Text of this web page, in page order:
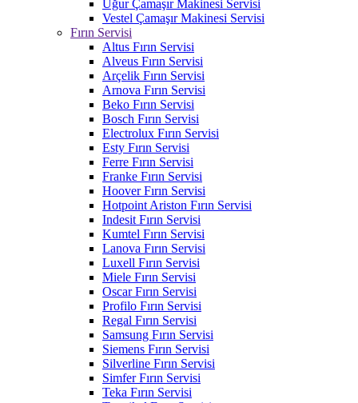
Uğur Çamaşır Makinesi Servisi
Vestel Çamaşır Makinesi Servisi
Fırın Servisi
Altus Fırın Servisi
Alveus Fırın Servisi
Arçelik Fırın Servisi
Arnova Fırın Servisi
Beko Fırın Servisi
Bosch Fırın Servisi
Electrolux Fırın Servisi
Esty Fırın Servisi
Ferre Fırın Servisi
Franke Fırın Servisi
Hoover Fırın Servisi
Hotpoint Ariston Fırın Servisi
Indesit Fırın Servisi
Kumtel Fırın Servisi
Lanova Fırın Servisi
Luxell Fırın Servisi
Miele Fırın Servisi
Oscar Fırın Servisi
Profilo Fırın Servisi
Regal Fırın Servisi
Samsung Fırın Servisi
Siemens Fırın Servisi
Silverline Fırın Servisi
Simfer Fırın Servisi
Teka Fırın Servisi